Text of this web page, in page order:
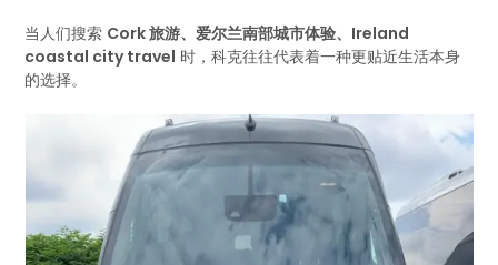
当人们搜索 Cork 旅游、爱尔兰南部城市体验、Ireland
coastal city travel 时，科克往往代表着一种更贴近生活本身
的选择。